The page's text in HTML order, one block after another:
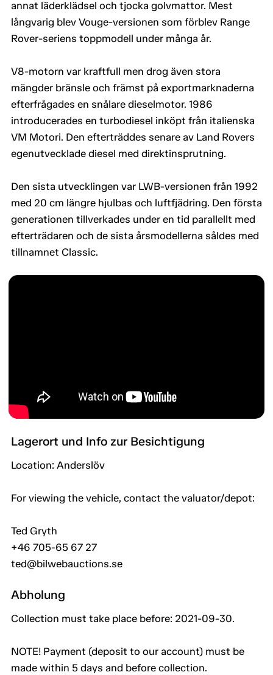
annat läderklädsel och tjocka golvmattor. Mest
långvarig blev Vouge-versionen som förblev Range
Rover-seriens toppmodell under många år.
V8-motorn var kraftfull men drog även stora
mängder bränsle och främst på exportmarknaderna
efterfrågades en snålare dieselmotor. 1986
introducerades en turbodiesel inköpt från italienska
VM Motori. Den efterträddes senare av Land Rovers
egenutvecklade diesel med direktinsprutning.
Den sista utvecklingen var LWB-versionen från 1992
med 20 cm längre hjulbas och luftfjädring. Den första
generationen tillverkades under en tid parallellt med
efterträdaren och de sista årsmodellerna såldes med
tillnamnet Classic.
Lagerort und Info zur Besichtigung
Location: Anderslöv
For viewing the vehicle, contact the valuator/depot:
Ted Gryth
+46 705-65 67 27
ted@bilwebauctions.se
Abholung
Collection must take place before: 2021-09-30.
NOTE! Payment (deposit to our account) must be
made within 5 days and before collection.